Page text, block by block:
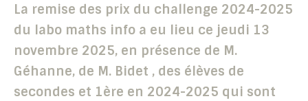
La remise des prix du challenge 2024-2025
du labo maths info a eu lieu ce jeudi 13
novembre 2025, en présence de M.
Géhanne, de M. Bidet , des élèves de
secondes et 1ère en 2024-2025 qui sont